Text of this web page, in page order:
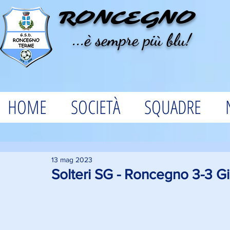
RONCEGNO
...è sempre più blu!
HOME SOCIETÀ SQUADRE
Solteri SG - Roncegno 3-3
13 mag 2023